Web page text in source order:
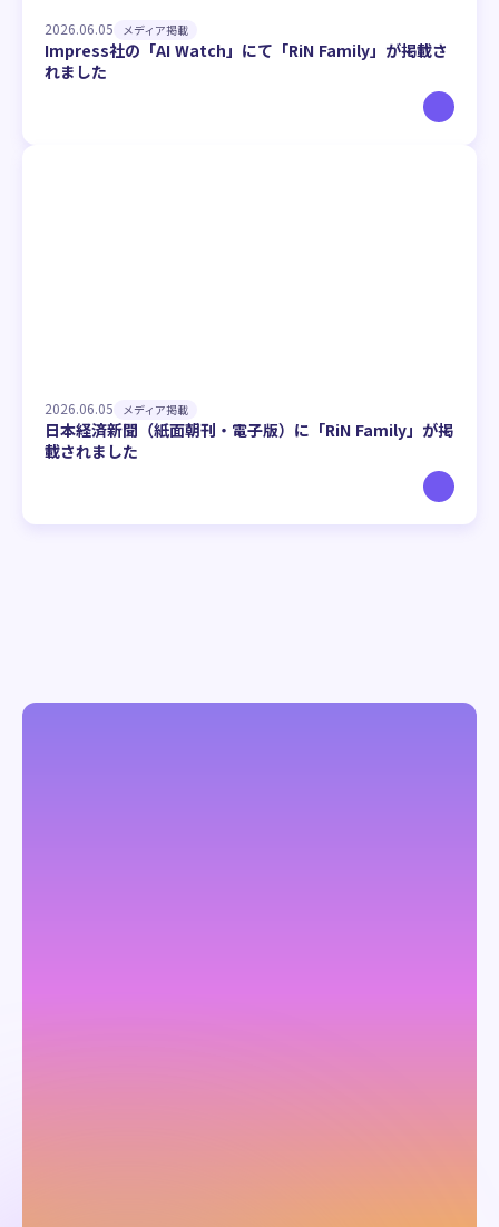
2026.06.05 メディア掲載
Impress社の「AI Watch」にて「RiN Family」が掲載さ
れました
2026.06.05 メディア掲載
日本経済新聞（紙面朝刊・電子版）に「RiN Family」が掲
載されました